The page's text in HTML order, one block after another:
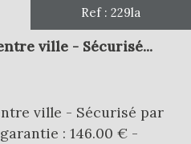
Ref : 229la
ville - Sécurisé...
ville - Sécurisé par
: 146.00 € -